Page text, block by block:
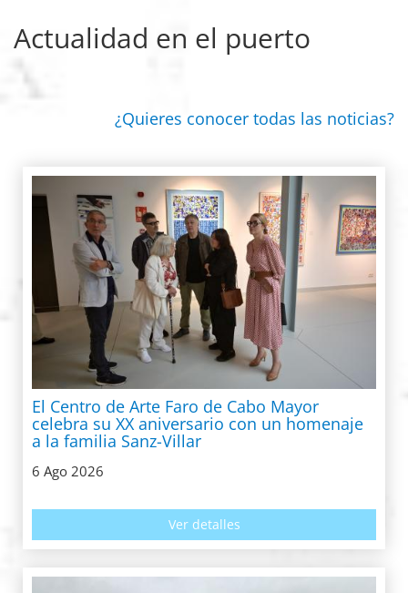
Actualidad en el puerto
¿Quieres conocer todas las noticias?
El Centro de Arte Faro de Cabo Mayor
celebra su XX aniversario con un homenaje
a la familia Sanz-Villar
6 Ago 2026
Ver detalles